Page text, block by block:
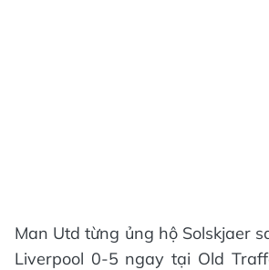
Man Utd từng ủng hộ Solskjaer
Liverpool 0-5 ngay tại Old